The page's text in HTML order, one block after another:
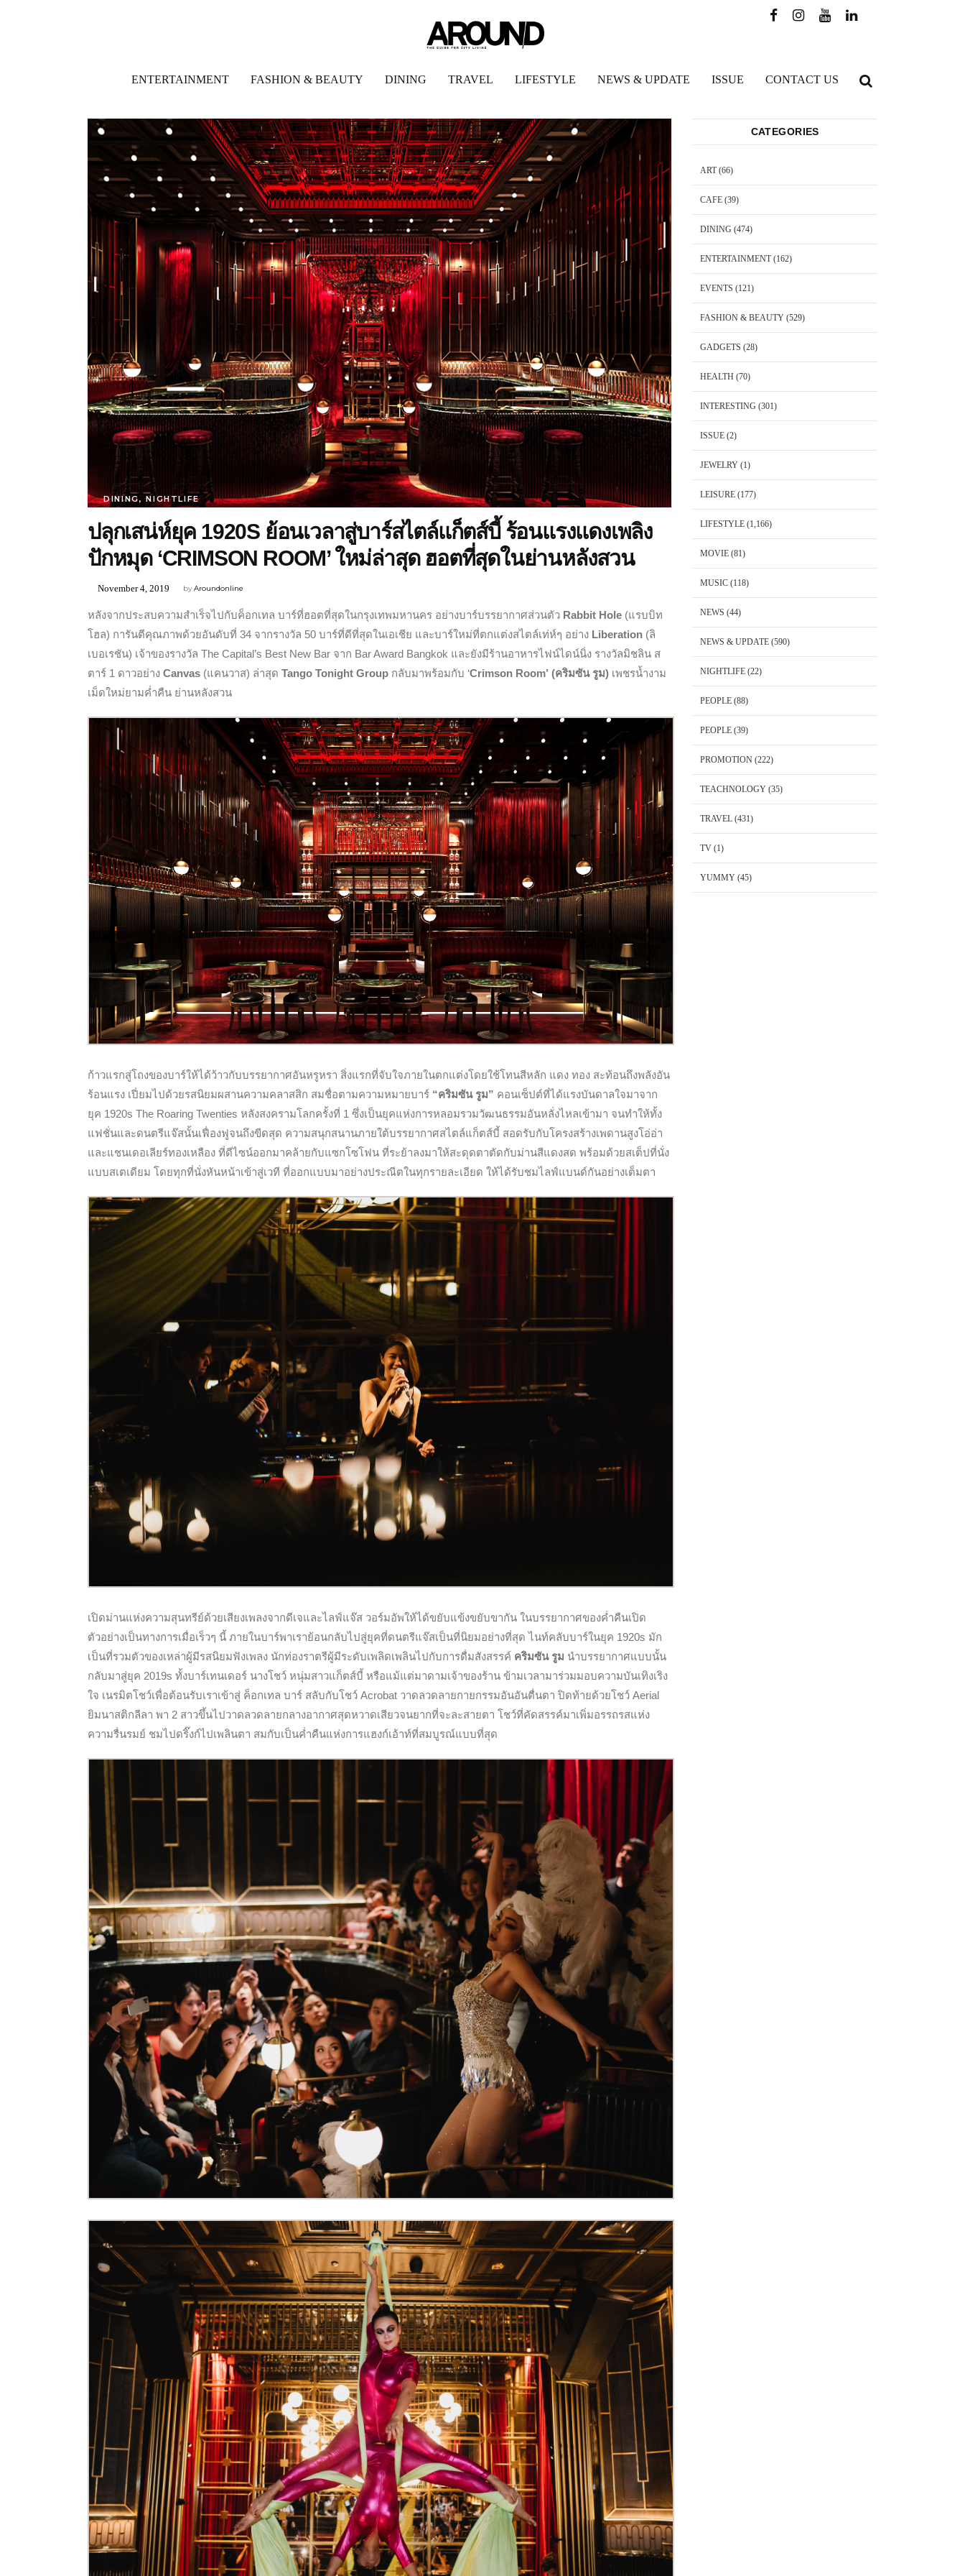
ENTERTAINMENT FASHION & BEAUTY DINING TRAVEL LIFESTYLE NEWS & UPDATE ISSUE CONTACT US
DINING,NIGHTLIFE
ปลุกเสน่ห์ยุค 1920S ย้อนเวลาสู่บาร์สไตล์แก็ตส์บี้ ร้อนแรงแดงเพลิง
ปักหมุด ‘CRIMSON ROOM’ ใหม่ล่าสุด ฮอตที่สุดในย่านหลังสวน
byAroundonline
November 4, 2019
หลังจากประสบความสำเร็จไปกับค็อกเทล บาร์ที่ฮอตที่สุดในกรุงเทพมหานคร อย่างบาร์บรรยากาศส่วนตัว Rabbit Hole (แรบบิท
โฮล) การันตีคุณภาพด้วยอันดับที่ 34 จากรางวัล 50 บาร์ที่ดีที่สุดในเอเชีย และบาร์ใหม่ที่ตกแต่งสไตล์เท่ห์ๆ อย่าง Liberation (ลิ
เบอเรชัน) เจ้าของรางวัล The Capital’s Best New Bar จาก Bar Award Bangkok และยังมีร้านอาหารไฟน์ไดน์นิ่ง รางวัลมิชลิน ส
ตาร์ 1 ดาวอย่าง Canvas (แคนวาส) ล่าสุด Tango Tonight Group กลับมาพร้อมกับ ‘Crimson Room’ (คริมซัน รูม) เพชรน้ำงาม
เม็ดใหม่ยามค่ำคืน ย่านหลังสวน
ก้าวแรกสู่โถงของบาร์ให้ได้ว้าวกับบรรยากาศอันหรูหรา สิ่งแรกที่จับใจภายในตกแต่งโดยใช้โทนสีหลัก แดง ทอง สะท้อนถึงพลังอัน
ร้อนแรง เปี่ยมไปด้วยรสนิยมผสานความคลาสสิก สมชื่อตามความหมายบาร์ “คริมซัน รูม” คอนเซ็ปต์ที่ได้แรงบันดาลใจมาจาก
ยุค 1920s The Roaring Twenties หลังสงครามโลกครั้งที่ 1 ซึ่งเป็นยุคแห่งการหลอมรวมวัฒนธรรมอันหลั่งไหลเข้ามา จนทำให้ทั้ง
แฟชั่นและดนตรีแจ๊สนั้นเฟื่องฟูจนถึงขีดสุด ความสนุกสนานภายใต้บรรยากาศสไตล์แก็ตส์บี้ สอดรับกับโครงสร้างเพดานสูงโอ่อ่า
และแชนเดอเลียร์ทองเหลือง ที่ดีไซน์ออกมาคล้ายกับแซกโซโฟน ที่ระย้าลงมาให้สะดุดตาตัดกับม่านสีแดงสด พร้อมด้วยสเต็ปที่นั่ง
แบบสเตเดียม โดยทุกที่นั่งหันหน้าเข้าสู่เวที ที่ออกแบบมาอย่างประณีตในทุกรายละเอียด ให้ได้รับชมไลฟ์แบนด์กันอย่างเต็มตา
เปิดม่านแห่งความสุนทรีย์ด้วยเสียงเพลงจากดีเจและไลฟ์แจ๊ส วอร์มอัพให้ได้ขยับแข้งขยับขากัน ในบรรยากาศของค่ำคืนเปิด
ตัวอย่างเป็นทางการเมื่อเร็วๆ นี้ ภายในบาร์พาเราย้อนกลับไปสู่ยุคที่ดนตรีแจ๊สเป็นที่นิยมอย่างที่สุด ไนท์คลับบาร์ในยุค 1920s มัก
เป็นที่รวมตัวของเหล่าผู้มีรสนิยมฟังเพลง นักท่องราตรีผู้มีระดับเพลิดเพลินไปกับการดื่มสังสรรค์ คริมซัน รูม นำบรรยากาศแบบนั้น
กลับมาสู่ยุค 2019s ทั้งบาร์เทนเดอร์ นางโชว์ หนุ่มสาวแก็ตส์บี้ หรือแม้แต่มาดามเจ้าของร้าน ข้ามเวลามาร่วมมอบความบันเทิงเริง
ใจ เนรมิตโชว์เพื่อต้อนรับเราเข้าสู่ ค็อกเทล บาร์ สลับกับโชว์ Acrobat วาดลวดลายกายกรรมอันอันตื่นตา ปิดท้ายด้วยโชว์ Aerial
ยิมนาสติกลีลา พา 2 สาวขึ้นไปวาดลวดลายกลางอากาศสุดหวาดเสียวจนยากที่จะละสายตา โชว์ที่คัดสรรค์มาเพิ่มอรรถรสแห่ง
ความรื่นรมย์ ชมไปดริ๊งก์ไปเพลินตา สมกับเป็นค่ำคืนแห่งการแฮงก์เอ้าท์ที่สมบูรณ์แบบที่สุด
CATEGORIES
ART(66)
CAFE(39)
DINING (474)
ENTERTAINMENT(162)
EVENTS (121)
FASHION & BEAUTY(529)
GADGETS (28)
HEALTH (70)
INTERESTING (301)
ISSUE(2)
JEWELRY(1)
LEISURE(177)
LIFESTYLE(1,166)
MOVIE(81)
MUSIC(118)
NEWS (44)
NEWS & UPDATE(590)
NIGHTLIFE(22)
PEOPLE(88)
PEOPLE(39)
PROMOTION(222)
TEACHNOLOGY(35)
TRAVEL(431)
TV(1)
YUMMY(45)